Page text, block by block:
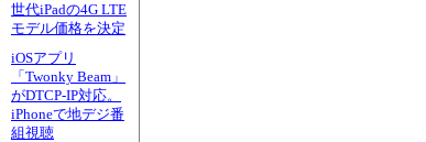
世代iPadの4G LTE
モデル価格を決定
iOSアプリ
「Twonky Beam」
がDTCP-IP対応。
iPhoneで地デジ番
組視聴